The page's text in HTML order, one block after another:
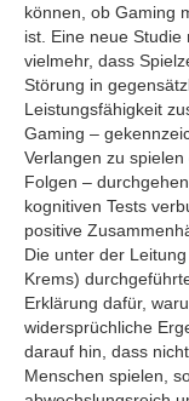
können, ob Gaming
ist. Eine neue
vielmehr, dass
Störung in
Leistungsfähigkeit
Gaming –
Verlangen zu
Folgen –
kognitiven Tests
positive
Die unter der
Krems)
Erklärung dafür,
widersprüchliche
darauf hin, dass
Menschen spielen,